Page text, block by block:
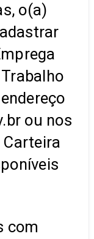
o(a)
ou nos
Carteira
com